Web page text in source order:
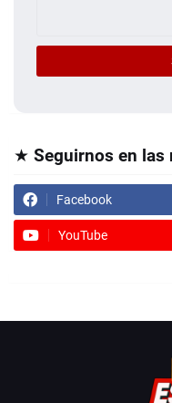
★ Seguirnos en las
Facebook
YouTube